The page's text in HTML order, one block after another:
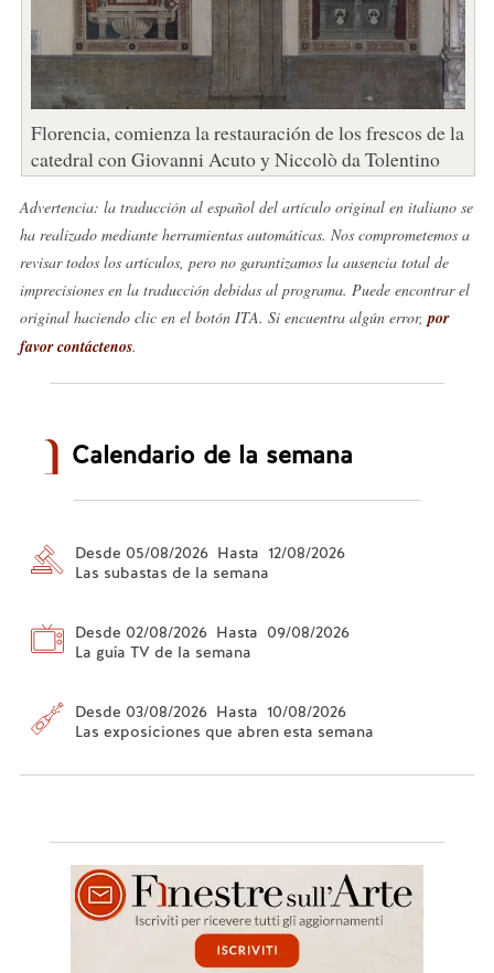
Florencia, comienza la restauración de los frescos de la
catedral con Giovanni Acuto y Niccolò da Tolentino
Advertencia: la traducción al español del artículo original en italiano se
ha realizado mediante herramientas automáticas. Nos comprometemos a
revisar todos los artículos, pero no garantizamos la ausencia total de
imprecisiones en la traducción debidas al programa. Puede encontrar el
original haciendo clic en el botón ITA. Si encuentra algún error, por
favor contáctenos.
Calendario de la semana
Desde 05/08/2026 Hasta 12/08/2026
Las subastas de la semana
Desde 02/08/2026 Hasta 09/08/2026
La guía TV de la semana
Desde 03/08/2026 Hasta 10/08/2026
Las exposiciones que abren esta semana